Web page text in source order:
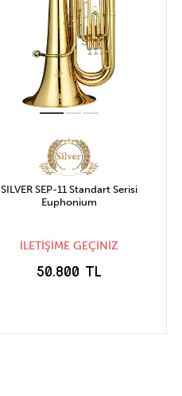
SILVER SEP-11 Standart Serisi
Euphonium
İLETİŞİME GEÇİNİZ
50.800 TL